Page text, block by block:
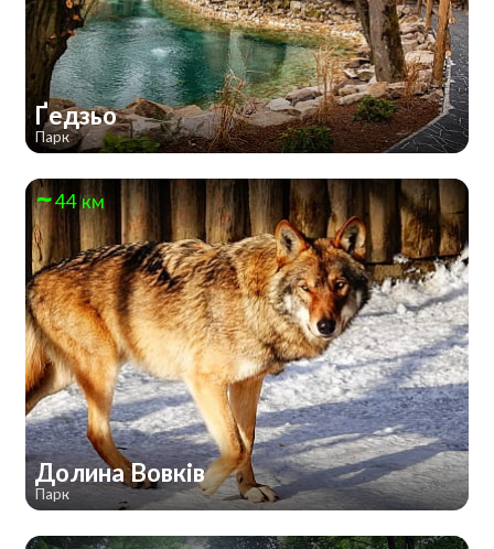
Ґедзьо
Парк
44 км
Долина Вовків
Парк